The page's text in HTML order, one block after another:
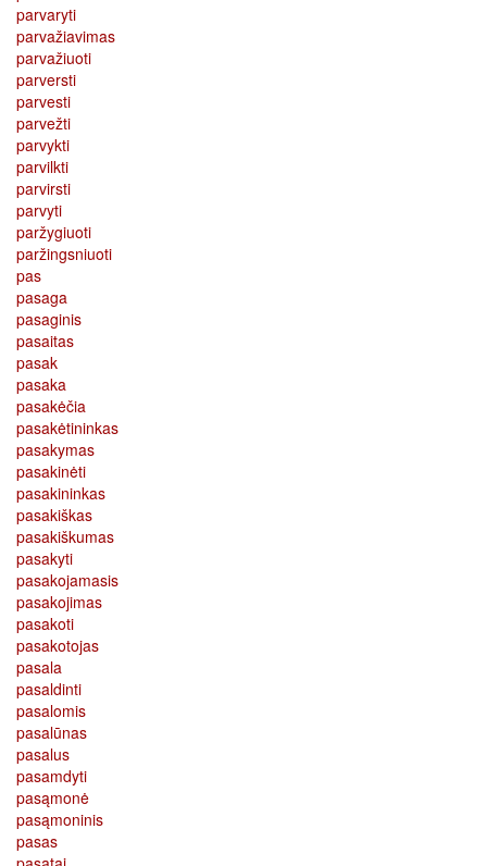
parvaryti
parvažiavimas
parvažiuoti
parversti
parvesti
parvežti
parvykti
parvilkti
parvirsti
parvyti
paržygiuoti
paržingsniuoti
pas
pasaga
pasaginis
pasaitas
pasak
pasaka
pasakėčia
pasakėtininkas
pasakymas
pasakinėti
pasakininkas
pasakiškas
pasakiškumas
pasakyti
pasakojamasis
pasakojimas
pasakoti
pasakotojas
pasala
pasaldinti
pasalomis
pasalūnas
pasalus
pasamdyti
pasąmonė
pasąmoninis
pasas